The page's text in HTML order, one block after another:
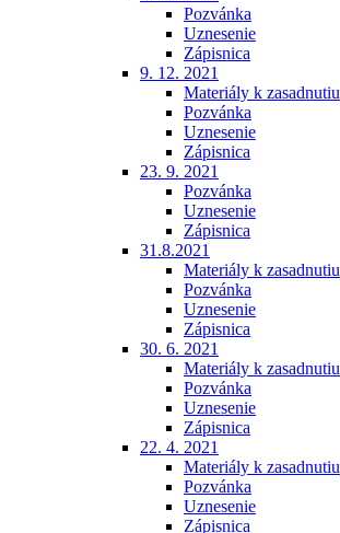
Pozvánka
Uznesenie
Zápisnica
9. 12. 2021
Materiály k zasadnutiu
Pozvánka
Uznesenie
Zápisnica
23. 9. 2021
Pozvánka
Uznesenie
Zápisnica
31.8.2021
Materiály k zasadnutiu
Pozvánka
Uznesenie
Zápisnica
30. 6. 2021
Materiály k zasadnutiu
Pozvánka
Uznesenie
Zápisnica
22. 4. 2021
Materiály k zasadnutiu
Pozvánka
Uznesenie
Zápisnica